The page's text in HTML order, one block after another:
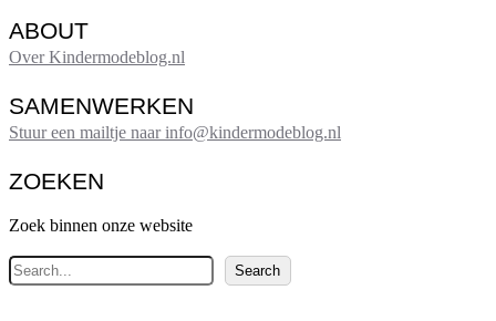
ABOUT
Over Kindermodeblog.nl
SAMENWERKEN
Stuur een mailtje naar info@kindermodeblog.nl
ZOEKEN
Zoek binnen onze website
Z
o
Search